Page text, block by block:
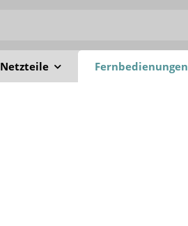
Netzteile Fernbedienungen